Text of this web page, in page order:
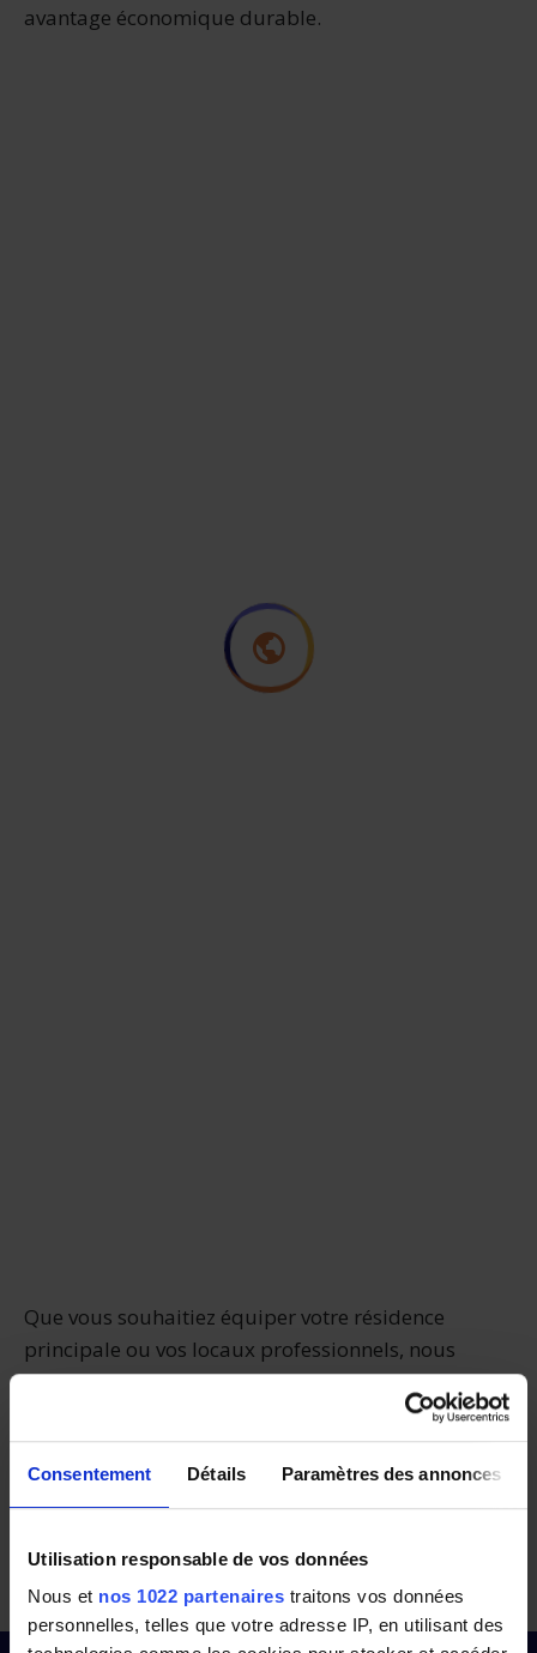
Consentement Détails Paramètres des annonces
Utilisation responsable de vos données
Nous et nos 1022 partenaires traitons vos données
personnelles, telles que votre adresse IP, en utilisant des
avantage économique durable.
Que vous souhaitiez équiper votre résidence
principale ou vos locaux professionnels, nous
connaissons forcément un installateur prêt à vous
Grâce à Panneauxsolaires.fr, vous
comparez les offres de jusqu’à 4 installateurs et
trouvez facilement un professionnel de
confiance. Essayez notre service dès maintenant !
Comparez dans les Hauts-de-Seine